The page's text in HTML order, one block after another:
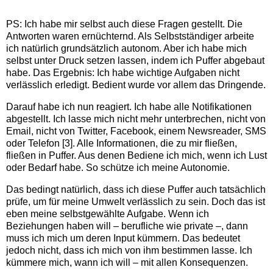
PS: Ich habe mir selbst auch diese Fragen gestellt. Die
Antworten waren ernüchternd. Als Selbstständiger arbeite
ich natürlich grundsätzlich autonom. Aber ich habe mich
selbst unter Druck setzen lassen, indem ich Puffer abgebaut
habe. Das Ergebnis: Ich habe wichtige Aufgaben nicht
verlässlich erledigt. Bedient wurde vor allem das Dringende.
Darauf habe ich nun reagiert. Ich habe alle Notifikationen
abgestellt. Ich lasse mich nicht mehr unterbrechen, nicht von
Email, nicht von Twitter, Facebook, einem Newsreader, SMS
oder Telefon [3]. Alle Informationen, die zu mir fließen,
fließen in Puffer. Aus denen Bediene ich mich, wenn ich Lust
oder Bedarf habe. So schütze ich meine Autonomie.
Das bedingt natürlich, dass ich diese Puffer auch tatsächlich
prüfe, um für meine Umwelt verlässlich zu sein. Doch das ist
eben meine selbstgewählte Aufgabe. Wenn ich
Beziehungen haben will – berufliche wie private –, dann
muss ich mich um deren Input kümmern. Das bedeutet
jedoch nicht, dass ich mich von ihm bestimmen lasse. Ich
kümmere mich, wann ich will – mit allen Konsequenzen.